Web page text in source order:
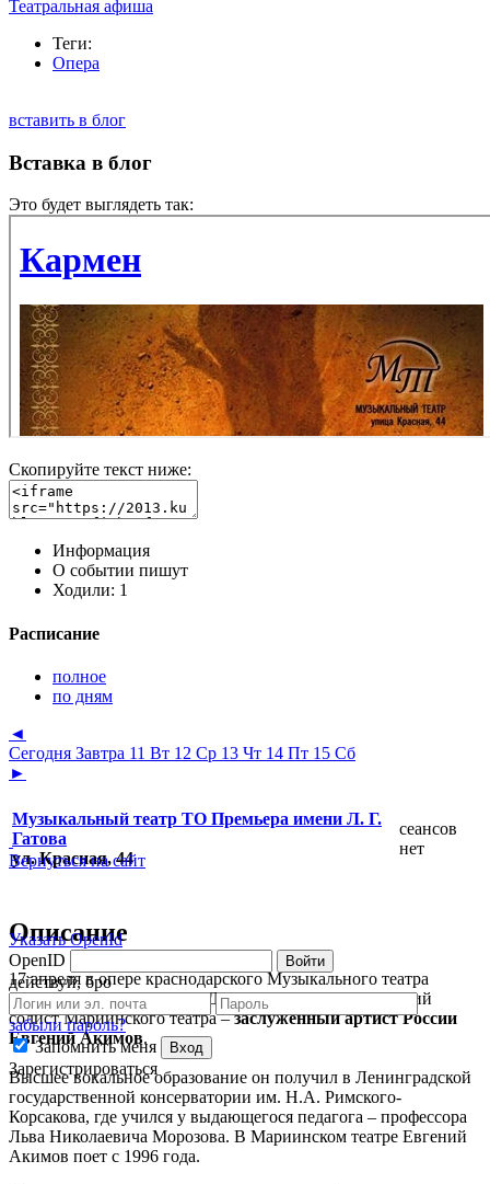
Вернуться на сайт
Указать OpenId
OpenID
Войти
действуй, бро
забыли пароль?
Запомнить меня
Вход
Зарегистрироваться
Театральная афиша
Теги:
Опера
вставить в блог
Вставка в блог
Это будет выглядеть так:
Скопируйте текст ниже:
Информация
О событии пишут
Ходили: 1
Расписание
полное
по дням
◄
Сегодня Завтра 11 Вт 12 Ср 13 Чт 14 Пт 15 Сб
►
Музыкальный театр ТО Премьера имени Л. Г.
Гатова
ул. Красная, 44
сеансов
нет
Описание
17 апреля в опере краснодарского Музыкального театра
«Кармен» Ж.Бизе партию Дона Хозе исполнит ведущий
солист Мариинского театра –заслуженный артист России
Евгений Акимов.
Высшее вокальное образование он получил в Ленинградской
государственной консерватории им. Н.А. Римского-
Корсакова, где учился у выдающегося педагога – профессора
Льва Николаевича Морозова. В Мариинском театре Евгений
Акимов поет с 1996 года.